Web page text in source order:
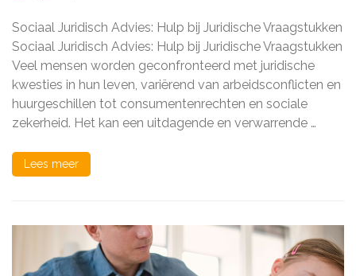
Sociaal
Juridisch
Advies:
Hulp
bij
Juridische
Vraagstukken
Sociaal Juridisch Advies: Hulp bij Juridische Vraagstukken
Sociaal Juridisch Advies: Hulp bij Juridische Vraagstukken
Veel mensen worden geconfronteerd met juridische
kwesties in hun leven, variërend van arbeidsconflicten en
huurgeschillen tot consumentenrechten en sociale
zekerheid. Het kan een uitdagende en verwarrende …
Lees meer